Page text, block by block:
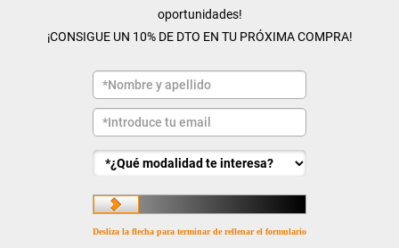
oportunidades!
¡CONSIGUE UN 10% DE DTO EN TU PRÓXIMA COMPRA!
Desliza la flecha para terminar de rellenar el formulario